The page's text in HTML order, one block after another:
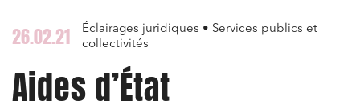
26.02.21
Éclairages juridiques • Services publics et
collectivités
Aides d’État